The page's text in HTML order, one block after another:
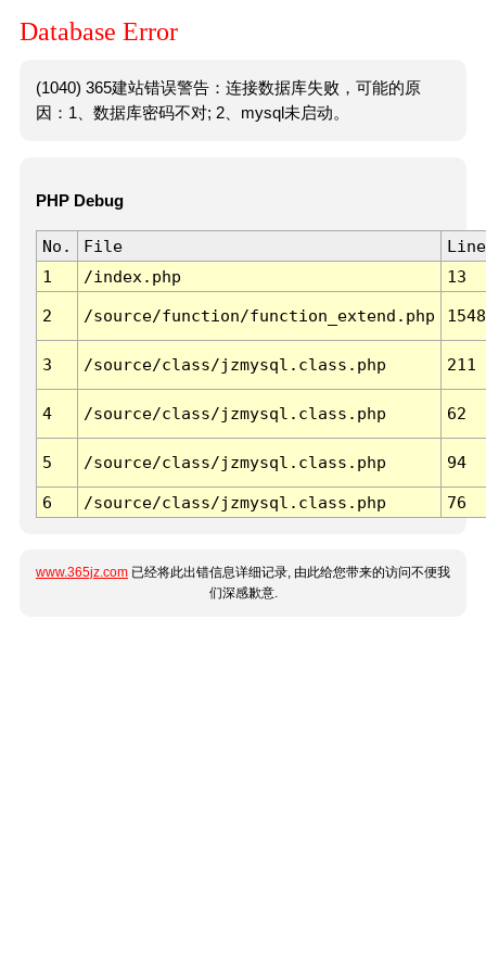
Database Error
(1040) 365建站错误警告：连接数据库失败，可能的原
因：1、数据库密码不对; 2、mysql未启动。
PHP Debug
No. File
Line
1
/index.php 13
2 /source/function/function_extend.php 1548
3 /source/class/jzmysql.class.php 211
4 /source/class/jzmysql.class.php 62
5 /source/class/jzmysql.class.php 94
6 /source/class/jzmysql.class.php 76
www.365jz.com 已经将此出错信息详细记录, 由此给您带来的访问不便我
们深感歉意.